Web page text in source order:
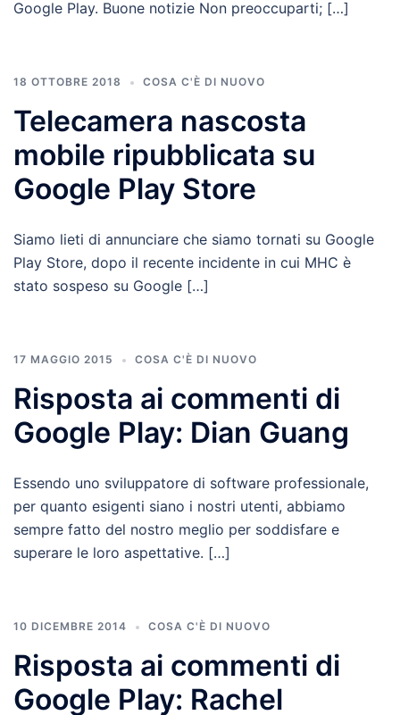
Google Play. Buone notizie Non preoccuparti; […]
18 OTTOBRE 2018 COSA C'È DI NUOVO
Telecamera nascosta
mobile ripubblicata su
Google Play Store
Siamo lieti di annunciare che siamo tornati su Google
Play Store, dopo il recente incidente in cui MHC è
stato sospeso su Google […]
17 MAGGIO 2015 COSA C'È DI NUOVO
Risposta ai commenti di
Google Play: Dian Guang
Essendo uno sviluppatore di software professionale,
per quanto esigenti siano i nostri utenti, abbiamo
sempre fatto del nostro meglio per soddisfare e
superare le loro aspettative. […]
10 DICEMBRE 2014 COSA C'È DI NUOVO
Risposta ai commenti di
Google Play: Rachel